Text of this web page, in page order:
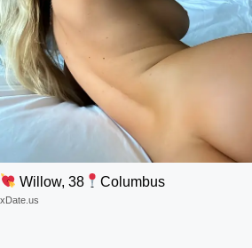
Willow, 38 Columbus
xDate.us